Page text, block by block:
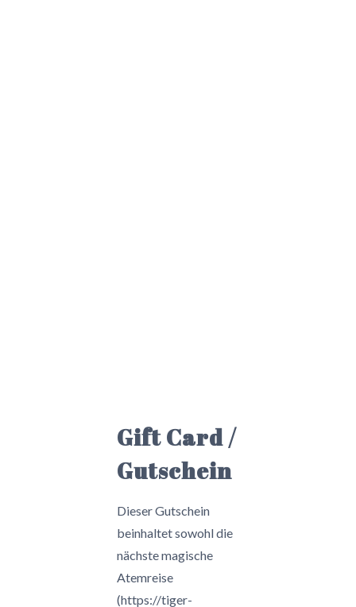
Gift Card /
Gutschein
Dieser Gutschein
beinhaltet sowohl die
nächste magische
Atemreise
(https://tiger-